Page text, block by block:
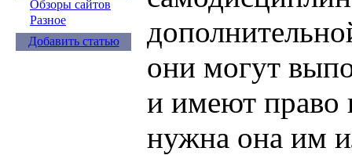
Обзоры сайтов
Разное
Добавить статью
они могут
и имеют право
нужна она им